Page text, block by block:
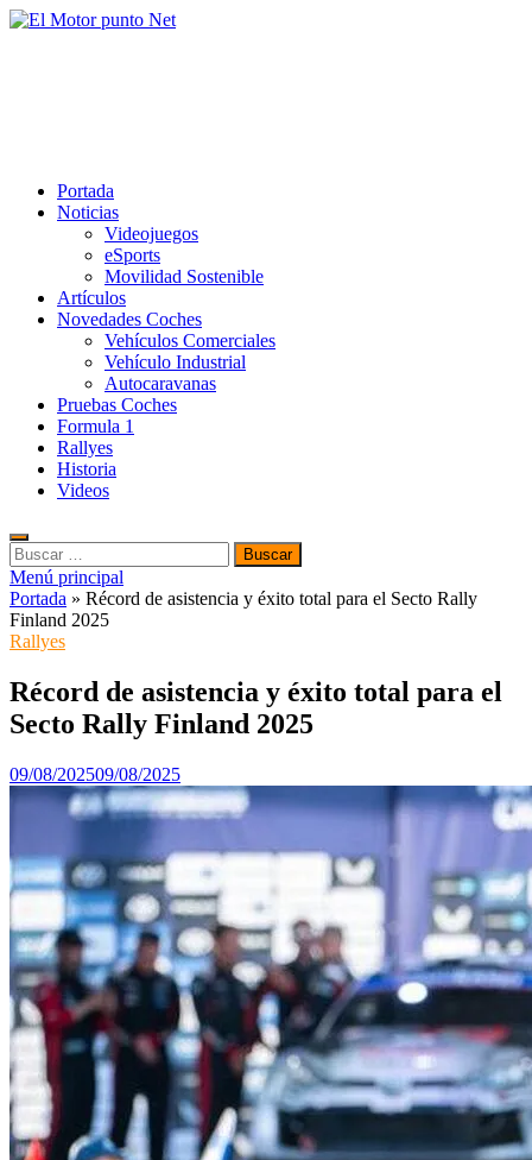
Saltar
Portada
Noticias
Videojuegos
eSports
Movilidad Sostenible
Artículos
Novedades Coches
Vehículos Comerciales
Vehículo Industrial
Autocaravanas
Pruebas Coches
Formula 1
Rallyes
Historia
Videos
Buscar:
Menú principal
Portada » Récord de asistencia y éxito total para el Secto Rally
Finland 2025
Rallyes
Récord de asistencia y éxito total para el
Secto Rally Finland 2025
09/08/202509/08/2025